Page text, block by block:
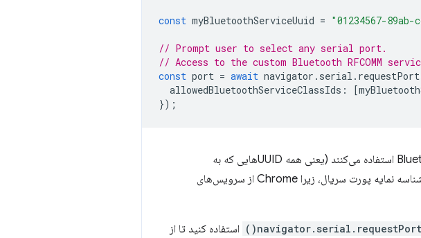
const myBluetoothServiceUuid = "01234567-89ab-
// Prompt user to select any serial port.
// Access to the custom Bluetooth RFCOMM
const port = await navigator . serial . requestPort
allowedBluetoothServiceClassIds : [
});
توجه داشته باشید که همه شناسه‌های کلاس خدماتی که از Bluetooth SIG Base UUID استفاده می‌کنند (یعنی همه UUID‌هایی که به
«-0000-1000-8000-00805f9b34fb» ختم می‌شوند) مسدود شده‌اند، به جز شناسه نمایه پورت سریال، زیرا Chrome از سرویس‌های
navigator.serial.requestPort()
استفاده کنید تا از